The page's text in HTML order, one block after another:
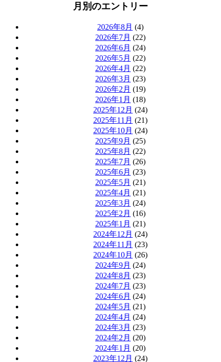
月別のエントリー
2026年8月 (4)
2026年7月 (22)
2026年6月 (24)
2026年5月 (22)
2026年4月 (22)
2026年3月 (23)
2026年2月 (19)
2026年1月 (18)
2025年12月 (24)
2025年11月 (21)
2025年10月 (24)
2025年9月 (25)
2025年8月 (22)
2025年7月 (26)
2025年6月 (23)
2025年5月 (21)
2025年4月 (21)
2025年3月 (24)
2025年2月 (16)
2025年1月 (21)
2024年12月 (24)
2024年11月 (23)
2024年10月 (26)
2024年9月 (24)
2024年8月 (23)
2024年7月 (23)
2024年6月 (24)
2024年5月 (21)
2024年4月 (24)
2024年3月 (23)
2024年2月 (20)
2024年1月 (20)
2023年12月 (24)